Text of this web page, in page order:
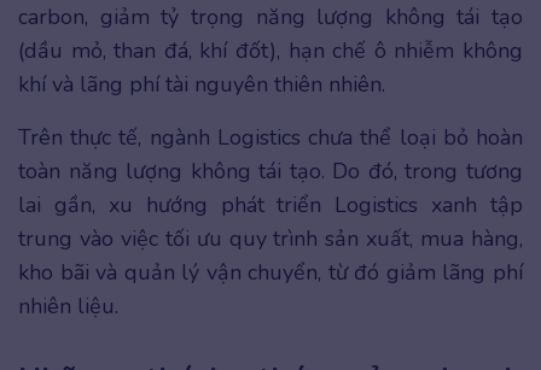
carbon, giảm tỷ trọng năng lượng không tái tạo
(dầu mỏ, than đá, khí đốt), hạn chế ô nhiễm không
khí và lãng phí tài nguyên thiên nhiên.
Trên thực tế, ngành Logistics chưa thể loại bỏ hoàn
toàn năng lượng không tái tạo. Do đó, trong tương
lai gần, xu hướng phát triển Logistics xanh tập
trung vào việc tối ưu quy trình sản xuất, mua hàng,
kho bãi và quản lý vận chuyển, từ đó giảm lãng phí
nhiên liệu.